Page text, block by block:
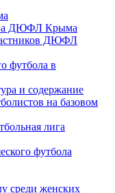
ДЮФЛ Крыма
ДЮФЛ
футбола в
и содержание
на базовом
лига
футбола
среди женских